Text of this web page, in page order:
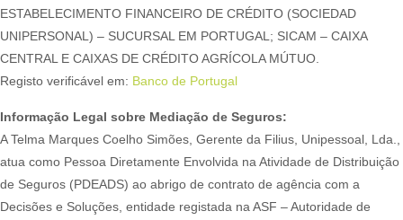
ESTABELECIMENTO FINANCEIRO DE CRÉDITO (SOCIEDAD
UNIPERSONAL) – SUCURSAL EM PORTUGAL; SICAM – CAIXA
CENTRAL E CAIXAS DE CRÉDITO AGRÍCOLA MÚTUO.
Registo verificável em: Banco de Portugal
Informação Legal sobre Mediação de Seguros:
A Telma Marques Coelho Simões, Gerente da Filius, Unipessoal, Lda.,
atua como Pessoa Diretamente Envolvida na Atividade de Distribuição
de Seguros (PDEADS) ao abrigo de contrato de agência com a
Decisões e Soluções, entidade registada na ASF – Autoridade de